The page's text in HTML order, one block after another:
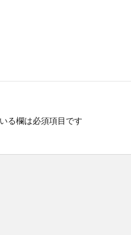
る欄は必須項目です